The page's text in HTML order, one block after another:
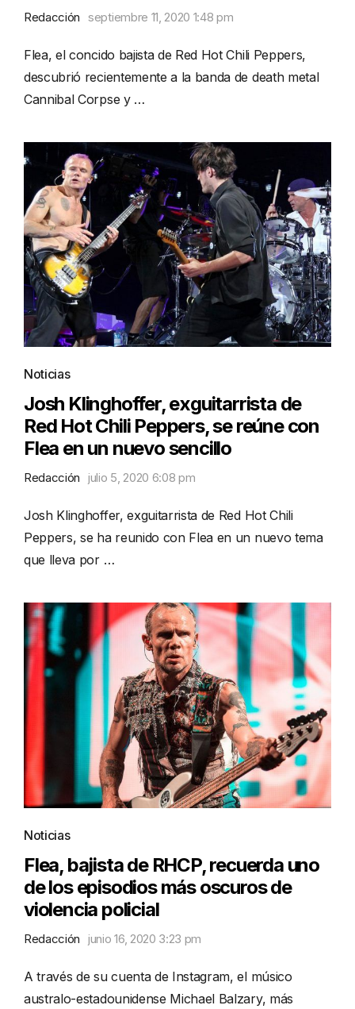
Redacción septiembre 11, 2020 1:48 pm
Flea, el concido bajista de Red Hot Chili Peppers,
descubrió recientemente a la banda de death metal
Cannibal Corpse y …
Noticias
Josh Klinghoffer, exguitarrista de
Red Hot Chili Peppers, se reúne con
Flea en un nuevo sencillo
Redacción julio 5, 2020 6:08 pm
Josh Klinghoffer, exguitarrista de Red Hot Chili
Peppers, se ha reunido con Flea en un nuevo tema
que lleva por …
Noticias
Flea, bajista de RHCP, recuerda uno
de los episodios más oscuros de
violencia policial
Redacción junio 16, 2020 3:23 pm
A través de su cuenta de Instagram, el músico
australo-estadounidense Michael Balzary, más